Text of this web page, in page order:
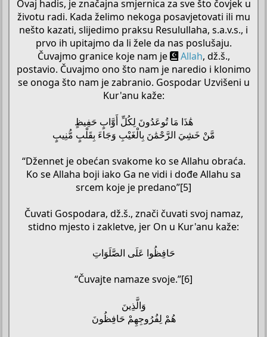
Ovaj hadis, je značajna smjernica za sve što čovjek u
životu radi. Kada želimo nekoga posavjetovati ili mu
nešto kazati, slijedimo praksu Resulullaha, s.a.v.s., i
prvo ih upitajmo da li žele da nas poslušaju.
Čuvajmo granice koje nam je
Allah, dž.š.,
postavio. Čuvajmo ono što nam je naredio i klonimo
se onoga što nam je zabranio. Gospodar Uzvišeni u
Kur'anu kaže:
هَٰذَا مَا تُوعَدُونَ لِكُلِّ أَوَّابٍ حَفِيظٍ
مَّنْ خَشِيَ الرَّحْمَٰنَ بِالْغَيْبِ وَجَاءَ بِقَلْبٍ مُّنِيبٍ
“Džennet je obećan svakome ko se Allahu obraća.
Ko se Allaha boji iako Ga ne vidi i dođe Allahu sa
srcem koje je predano”[5]
Čuvati Gospodara, dž.š., znači čuvati svoj namaz,
stidno mjesto i zakletve, jer On u Kur'anu kaže:
حَافِظُوا عَلَى الصَّلَوَاتِ
“Čuvajte namaze svoje.”[6]
وَالَّذِينَ
هُمْ لِفُرُوجِهِمْ حَافِظُونَ